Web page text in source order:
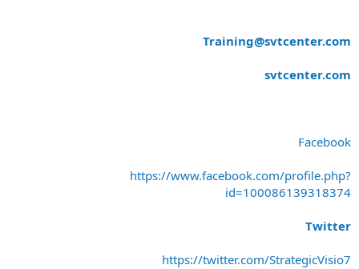
Training@svtcenter.com
svtcenter.com
Facebook
https://www.facebook.com/profile.php?
id=100086139318374
Twitter
https://twitter.com/StrategicVisio7